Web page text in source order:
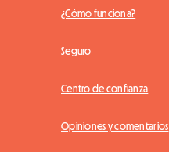
¿Cómo funciona?
Seguro
Centro de confianza
Opiniones y comentarios